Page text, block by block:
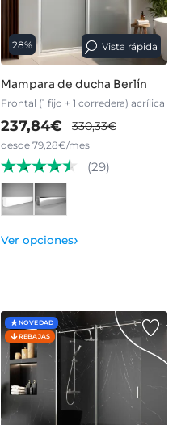
28% Vista rápida
Mampara de ducha Berlín
Frontal (1 fijo + 1 corredera) acrílica
237,84€ 330,33€
desde 79,28€/mes
(29)
Ver opciones›
NOVEDAD
REBAJAS